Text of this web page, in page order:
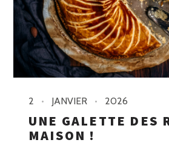
2 JANVIER 2026
UNE GALETTE DES
MAISON !